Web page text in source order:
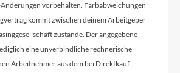
vorbehalten. Farbabweichungen
kommt zwischen deinem Arbeitgeber
zustande. Der angegebene
eine unverbindliche rechnerische
Arbeitnehmer aus dem bei Direktkauf